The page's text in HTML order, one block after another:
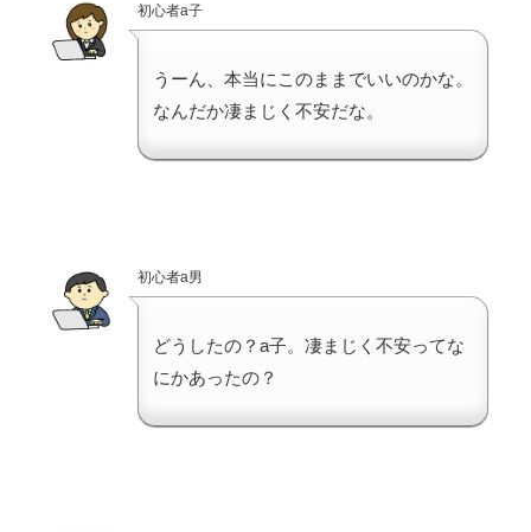
初心者a子
うーん、本当にこのままでいいのかな。
なんだか凄まじく不安だな。
初心者a男
どうしたの？a子。凄まじく不安ってな
にかあったの？